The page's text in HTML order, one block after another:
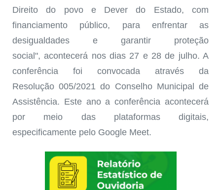
Direito do povo e Dever do Estado, com
financiamento público, para enfrentar as
desigualdades e garantir proteção
social", acontecerá nos dias 27 e 28 de julho. A
conferência foi
convocada através da
Resolução 005/2021 do Conselho Municipal de
Assistência. Este ano a conferência acontecerá
por meio das plataformas digitais,
especificamente pelo Google Meet.